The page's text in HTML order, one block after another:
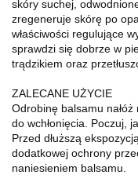
skóry suchej,
zregeneruje skórę po
właściwości regulujące
sprawdzi się dobrze w
trądzikiem oraz
ZALECANE UŻYCIE
Odrobinę balsamu nałóż
do wchłonięcia. Poczuj,
Przed dłuższą
dodatkowej ochrony
naniesieniem balsamu.